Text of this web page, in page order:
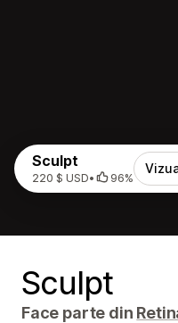
Sculpt
220 $ USD• 96%
Sculpt
Face parte din